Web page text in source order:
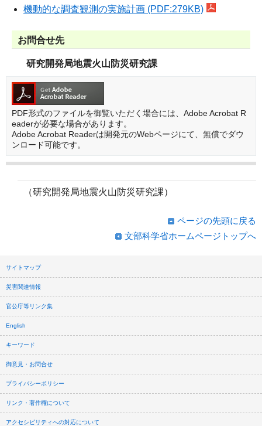
機動的な調査観測の実施計画 (PDF:279KB)
お問合せ先
研究開発局地震火山防災研究課
PDF形式のファイルを御覧いただく場合には、Adobe Acrobat R
eaderが必要な場合があります。
Adobe Acrobat Readerは開発元のWebページにて、無償でダウ
ンロード可能です。
（研究開発局地震火山防災研究課）
ページの先頭に戻る
文部科学省ホームページトップへ
サイトマップ
災害関連情報
官公庁等リンク集
English
キーワード
御意見・お問合せ
プライバシーポリシー
リンク・著作権について
アクセシビリティへの対応について